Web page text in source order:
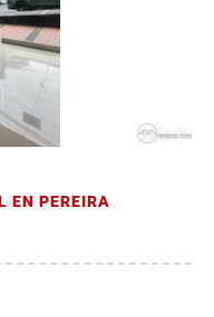
EN PEREIRA